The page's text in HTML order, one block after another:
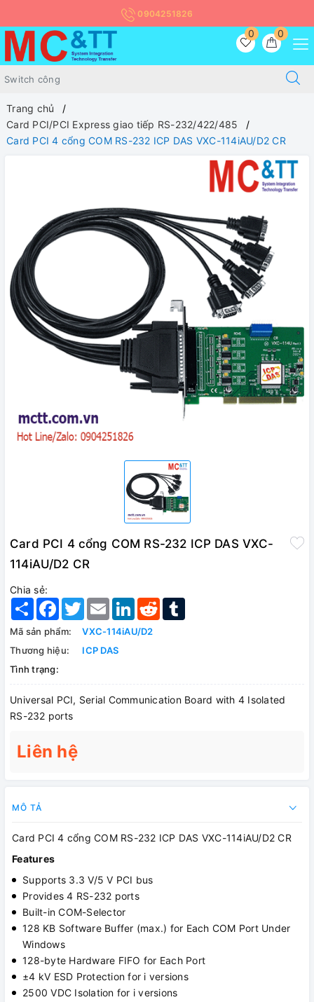
0904251826
0
0
Trang chủ
Card PCI/PCI Express giao tiếp RS-232/422/485
Card PCI 4 cổng COM RS-232 ICP DAS VXC-114iAU/D2 CR
Card PCI 4 cổng COM RS-232 ICP DAS VXC-
114iAU/D2 CR
Chia sẻ:
Share Facebook
TwitterEmail LinkedInReddit
Mã sản phẩm:
VXC-114iAU/D2
Thương hiệu:
ICP DAS
Tình trạng:
Universal PCI, Serial Communication Board with 4 Isolated
RS-232 ports
Liên hệ
MÔ TẢ
Card PCI 4 cổng COM RS-232 ICP DAS VXC-114iAU/D2 CR
Features
Supports 3.3 V/5 V PCI bus
Provides 4 RS-232 ports
Built-in COM-Selector
128 KB Software Buffer (max.) for Each COM Port Under
Windows
128-byte Hardware FIFO for Each Port
±4 kV ESD Protection for i versions
2500 VDC Isolation for i versions